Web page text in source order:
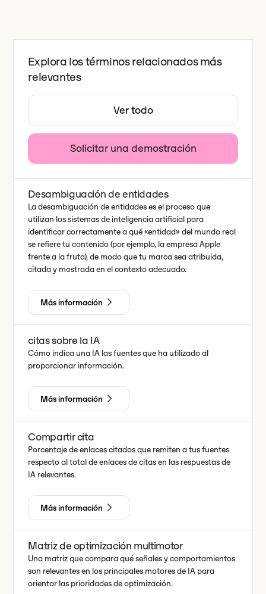
Explora los términos relacionados más
relevantes
Ver todo
Solicitar una demostración
Desambiguación de entidades
La desambiguación de entidades es el proceso que
utilizan los sistemas de inteligencia artificial para
identificar correctamente a qué «entidad» del mundo real
se refiere tu contenido (por ejemplo, la empresa Apple
frente a la fruta), de modo que tu marca sea atribuida,
citada y mostrada en el contexto adecuado.
Más información
citas sobre la IA
Cómo indica una IA las fuentes que ha utilizado al
proporcionar información.
Más información
Compartir cita
Porcentaje de enlaces citados que remiten a tus fuentes
respecto al total de enlaces de citas en las respuestas de
IA relevantes.
Más información
Matriz de optimización multimotor
Una matriz que compara qué señales y comportamientos
son relevantes en los principales motores de IA para
orientar las prioridades de optimización.